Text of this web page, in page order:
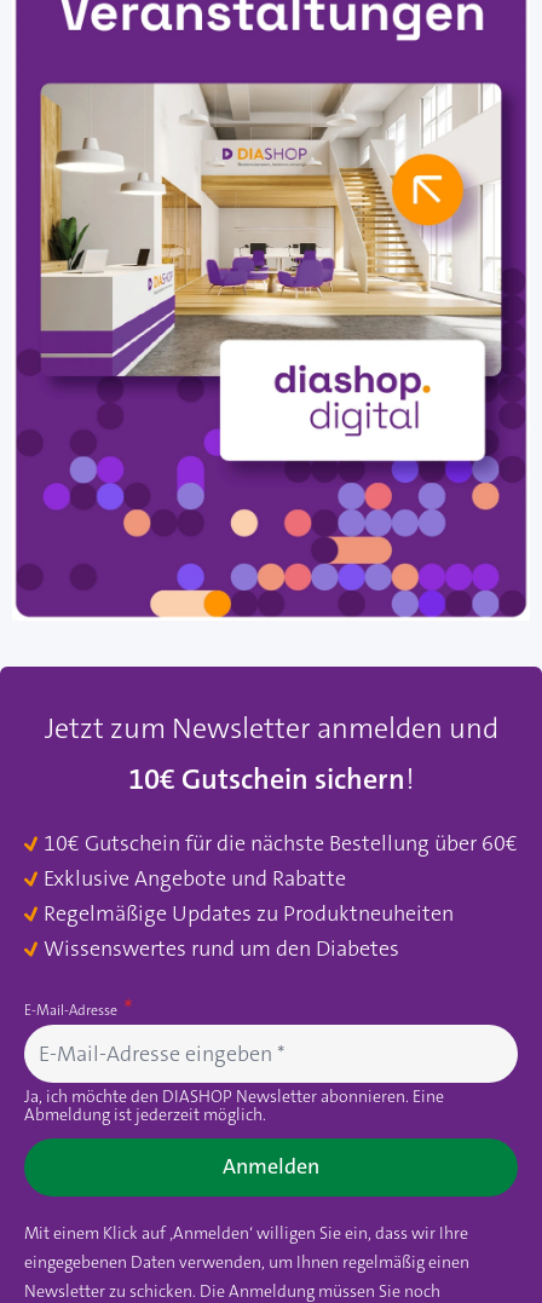
Jetzt zum Newsletter anmelden und
10€ Gutschein sichern!
10€ Gutschein für die nächste Bestellung über 60€
Exklusive Angebote und Rabatte
Regelmäßige Updates zu Produktneuheiten
Wissenswertes rund um den Diabetes
E-Mail-Adresse
Ja, ich möchte den DIASHOP Newsletter abonnieren. Eine
Abmeldung ist jederzeit möglich.
Anmelden
Mit einem Klick auf ‚Anmelden‘ willigen Sie ein, dass wir Ihre
eingegebenen Daten verwenden, um Ihnen regelmäßig einen
Newsletter zu schicken. Die Anmeldung müssen Sie noch